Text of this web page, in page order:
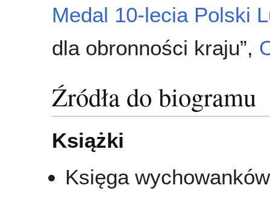
Medal 10-lecia Polski
dla obronności kraju”,
Źródła do biogramu
Książki
Księga